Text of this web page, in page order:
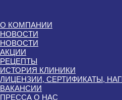
О КОМПАНИИ
НОВОСТИ
НОВОСТИ
АКЦИИ
РЕЦЕПТЫ
ИСТОРИЯ КЛИНИКИ
ЛИЦЕНЗИИ, СЕРТИФИКАТЫ,
ВАКАНСИИ
ПРЕССА О НАС